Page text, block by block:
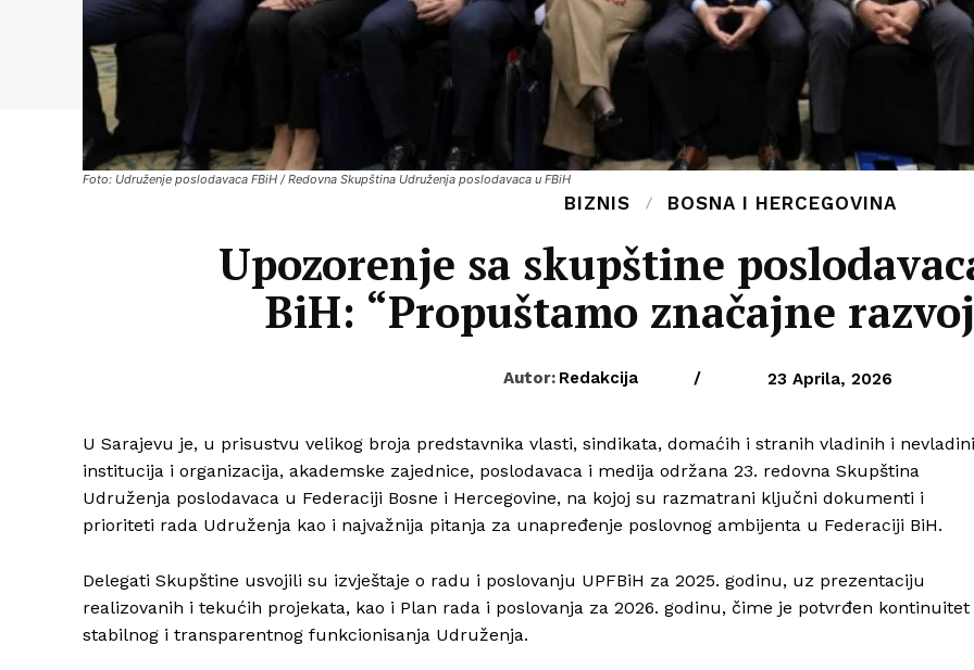
Foto: Udruženje poslodavaca FBiH / Redovna Skupština Udruženja poslodavaca u FBiH
BIZNIS BOSNA I HERCEGOVINA
Upozorenje sa skupštine
BiH: “Propuštamo značajne
Autor: Redakcija / 23 Aprila, 2026
U Sarajevu je, u prisustvu velikog broja predstavnika vlasti, sindikata, domaćih i stranih vladinih i
institucija i organizacija, akademske zajednice, poslodavaca i medija održana 23. redovna Skupština
Udruženja poslodavaca u Federaciji Bosne i Hercegovine, na kojoj su razmatrani ključni dokumenti i
prioriteti rada Udruženja kao i najvažnija pitanja za unapređenje poslovnog ambijenta u Federaciji BiH.
Delegati Skupštine usvojili su izvještaje o radu i poslovanju UPFBiH za 2025. godinu, uz prezentaciju
realizovanih i tekućih projekata, kao i Plan rada i poslovanja za 2026. godinu, čime je potvrđen kontinuitet
stabilnog i transparentnog funkcionisanja Udruženja.